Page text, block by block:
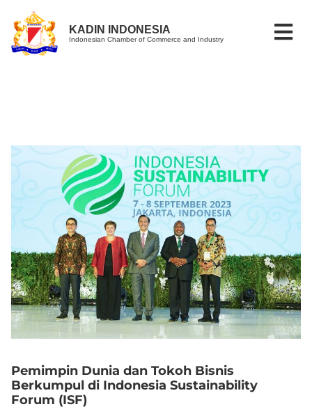
KADIN INDONESIA
Indonesian Chamber of Commerce and Industry
Pemimpin Dunia dan Tokoh Bisnis
Berkumpul di Indonesia Sustainability
Forum (ISF)